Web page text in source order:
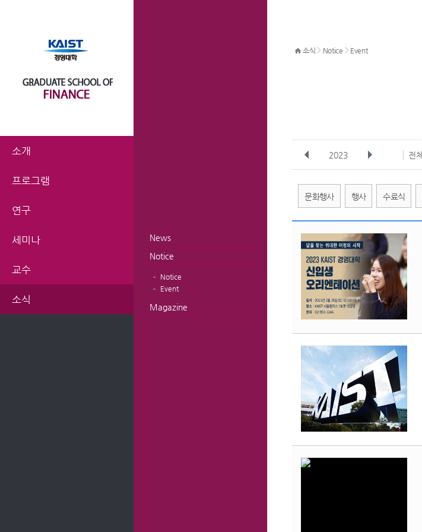
소개
프로그램
연구
세미나
교수
소식
News
Notice
Notice
Event
Magazine
소식 > Notice > Event
2023 전체
문화행사 행사 수료식